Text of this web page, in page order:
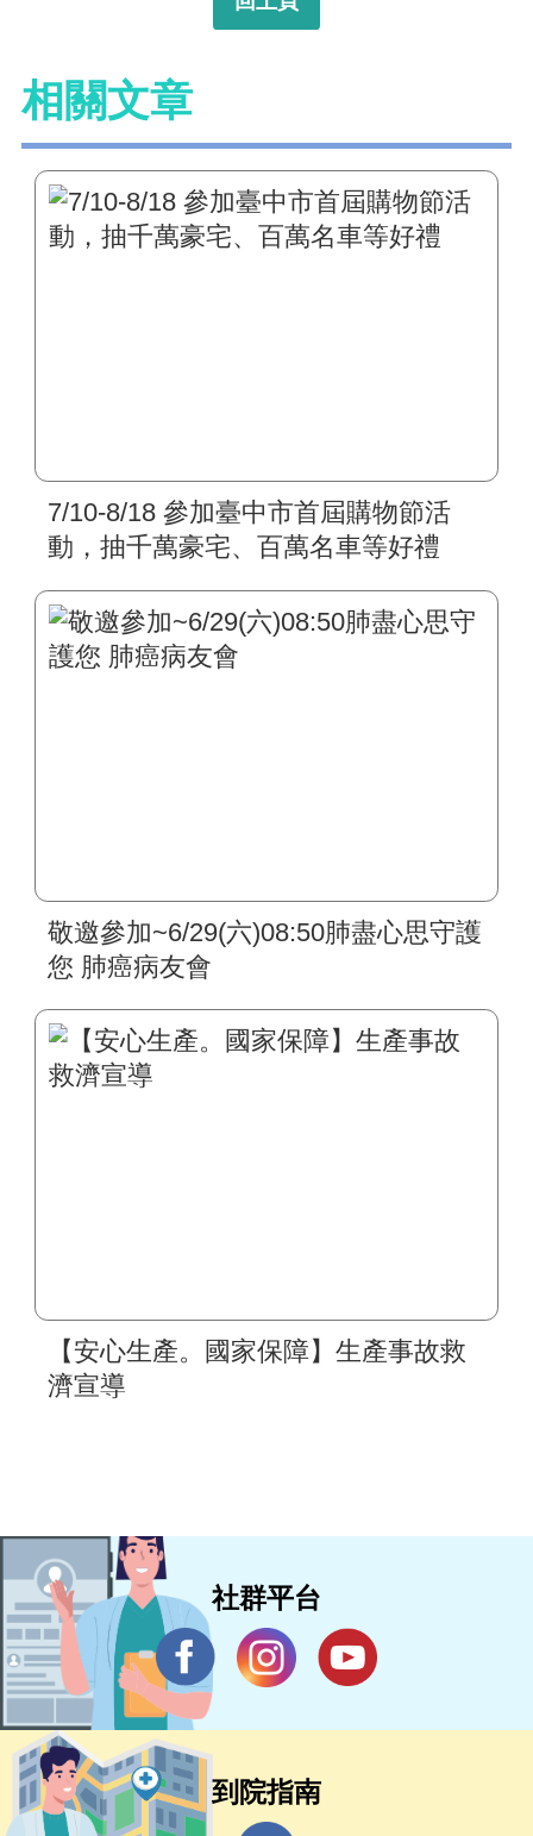
相關文章
7/10-8/18 參加臺中市首屆購物節活
動，抽千萬豪宅、百萬名車等好禮
敬邀參加~6/29(六)08:50肺盡心思守護
您 肺癌病友會
【安心生產。國家保障】生產事故救
濟宣導
社群平台
到院指南